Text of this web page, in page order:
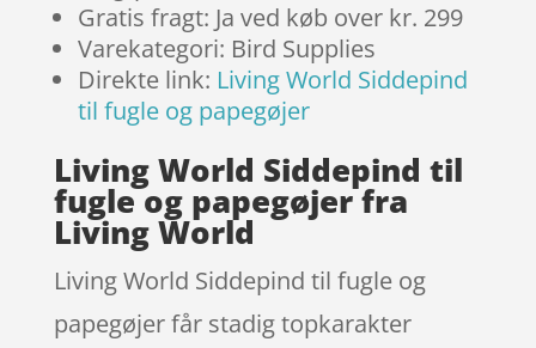
Gratis fragt: Ja ved køb over kr. 299
Varekategori: Bird Supplies
Direkte link: Living World Siddepind
til fugle og papegøjer
Living World Siddepind til
fugle og papegøjer fra
Living World
Living World Siddepind til fugle og
papegøjer får stadig topkarakter